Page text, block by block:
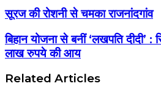
सूरज की रोशनी से चमका राजनांदगांव
बिहान योजना से बनीं ‘लखपति दीदी’
लाख रुपये की आय
Related Articles